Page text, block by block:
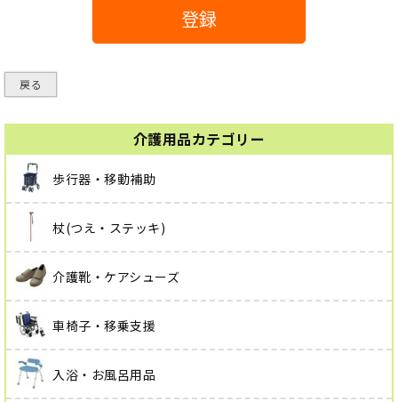
介護用品カテゴリー
歩行器・移動補助
杖(つえ・ステッキ)
介護靴・ケアシューズ
車椅子・移乗支援
入浴・お風呂用品
登録
戻る